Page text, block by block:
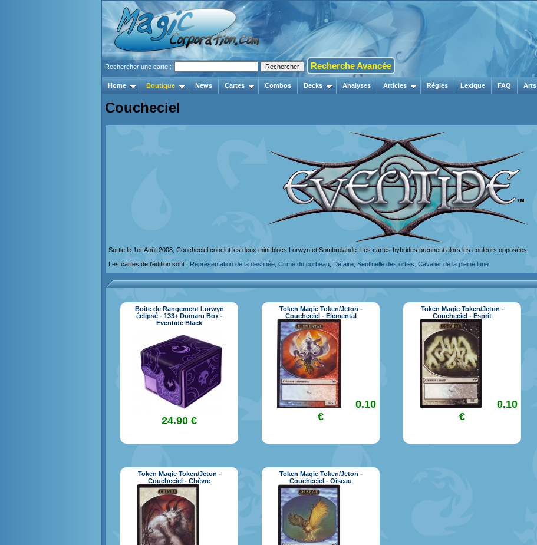
Rechercher une carte : Recherche Avancée
Home Boutique News Cartes Combos Decks Analyses Articles Règles Lexique FAQ Arts
Coucheciel
Sortie le 1er Août 2008, Coucheciel conclut les deux mini-blocs Lorwyn et Sombrelande. Les cartes hybrides prennent alors les couleurs opposées.
Les cartes de l'édition sont : Représentation de la destinée Crime du corbeau Défaire Sentinelle des orties Cavalier de la pleine lune
Boite de Rangement Lorwyn
éclipsé - 133+ Domaru Box -
Eventide Black
24.90 €
Token Magic Token/Jeton -
Coucheciel - Elemental
0.10
€
Token Magic Token/Jeton -
Coucheciel - Esprit
0.10
€
Token Magic Token/Jeton -
Coucheciel - Chèvre
Token Magic Token/Jeton -
Coucheciel - Oiseau